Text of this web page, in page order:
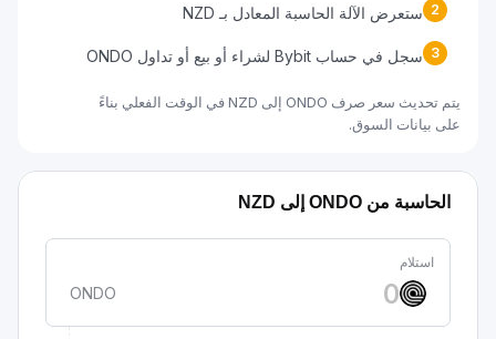
2 ستعرض الآلة الحاسبة المعادل بـ NZD
3 سجل في حساب Bybit لشراء أو بيع أو تداول ONDO
يتم تحديث سعر صرف ONDO إلى NZD في الوقت الفعلي بناءً
على بيانات السوق.
الحاسبة من ONDO إلى NZD
استلام
ONDO